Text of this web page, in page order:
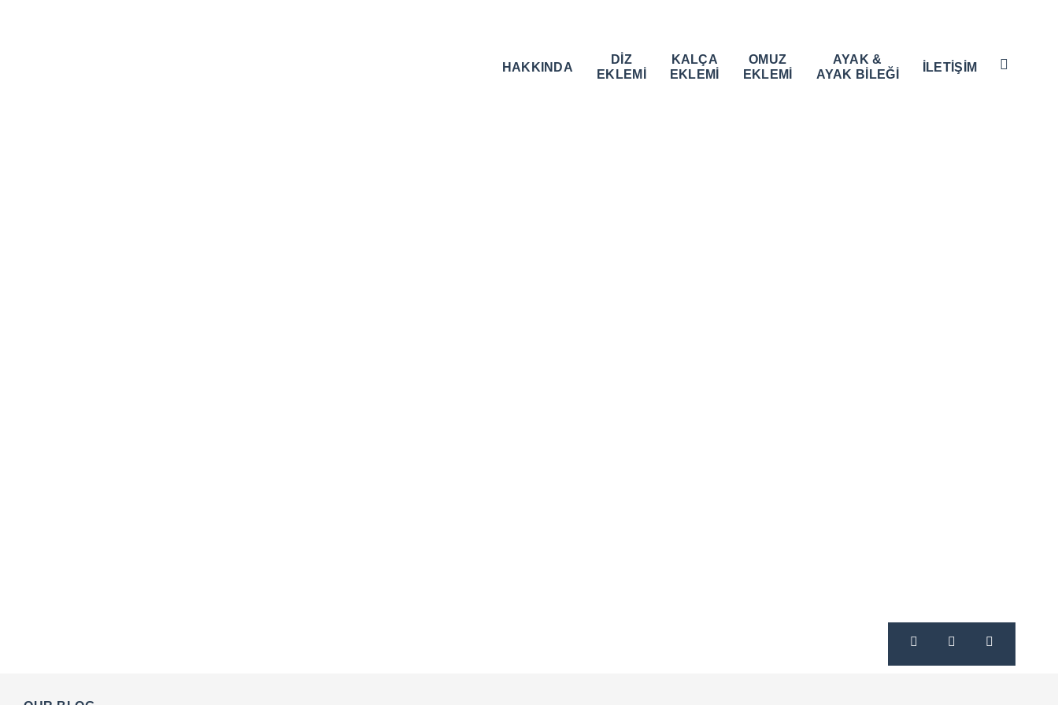
HAKKINDA
DİZ
EKLEMİ
KALÇA
EKLEMİ
OMUZ
EKLEMİ
AYAK &
AYAK BİLEĞİ
İLETİŞİM